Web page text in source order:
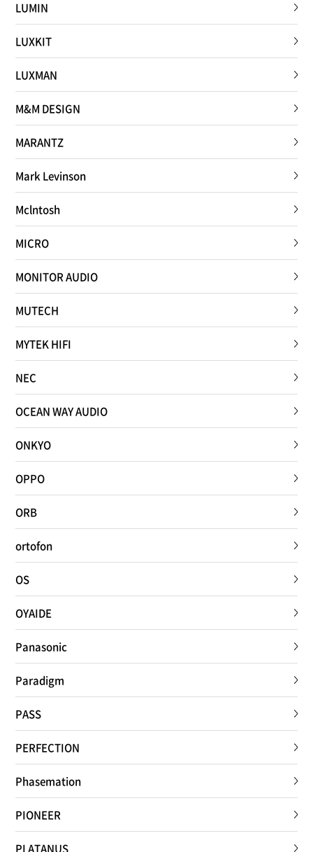
LUMIN
LUXKIT
LUXMAN
M&M DESIGN
MARANTZ
Mark Levinson
Mclntosh
MICRO
MONITOR AUDIO
MUTECH
MYTEK HIFI
NEC
OCEAN WAY AUDIO
ONKYO
OPPO
ORB
ortofon
OS
OYAIDE
Panasonic
Paradigm
PASS
PERFECTION
Phasemation
PIONEER
PLATANUS